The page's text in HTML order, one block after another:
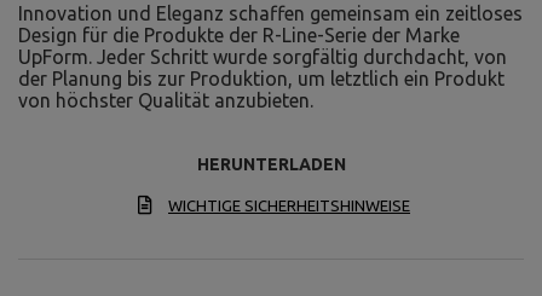
Innovation und Eleganz schaffen gemeinsam ein zeitloses
Design für die Produkte der R-Line-Serie der Marke
UpForm. Jeder Schritt wurde sorgfältig durchdacht, von
der Planung bis zur Produktion, um letztlich ein Produkt
von höchster Qualität anzubieten.
HERUNTERLADEN
WICHTIGE SICHERHEITSHINWEISE